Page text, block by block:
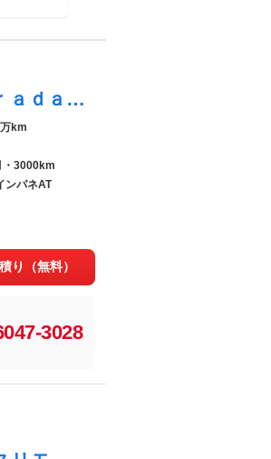
ウェイク ＧターボＶＳ ＳＡＩＩＩ 両側電動ドア Ｓｔｒａｄａナビ 全周囲カメラ 衝突被害軽減システム ドラレコ スマートキー ＬＥＤヘッド ＥＴＣ 純正１５インチアルミ オートハイビーム 車線逸脱警報 オートライト オートエアコン
km
・3000km
ンパネAT
り（無料）
3028